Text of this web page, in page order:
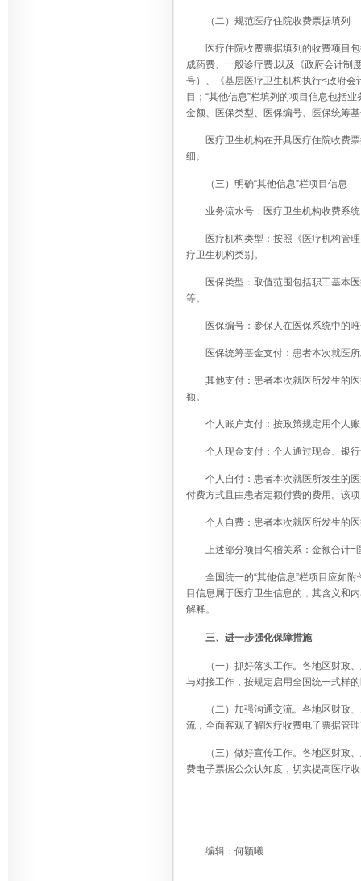
（二）规范医疗住院收费票据填列
医疗住院收费票据填列的收费项目
成药费、一般诊疗费,以及《政府会计制
号）、《基层医疗卫生机构执行<政府
目；“其他信息”栏填列的项目信息包括
金额、医保类型、医保编号、医保统筹
医疗卫生机构在开具医疗住院收费
细。
（三）明确“其他信息”栏项目信息
业务流水号：医疗卫生机构收费系
医疗机构类型：按照《医疗机构管
疗卫生机构类别。
医保类型：取值范围包括职工基本
等。
医保编号：参保人在医保系统中的
医保统筹基金支付：患者本次就医
其他支付：患者本次就医所发生的
额。
个人账户支付：按政策规定用个人
个人现金支付：个人通过现金、银
个人自付：患者本次就医所发生的
付费方式且由患者定额付费的费用。该
个人自费：患者本次就医所发生的
上述部分项目勾稽关系：金额合计
全国统一的“其他信息”栏项目应如
目信息属于医疗卫生信息的，其含义和
解释。
三、进一步强化保障措施
（一）抓好落实工作。各地区财政
与对接工作，按规定启用全国统一式样
（二）加强沟通交流。各地区财政
流，全面客观了解医疗收费电子票据管
（三）做好宣传工作。各地区财政
费电子票据公众认知度，切实提高医疗
编辑：何颖曦